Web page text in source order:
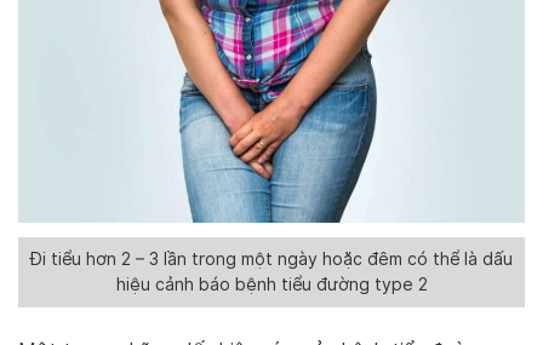
Đi tiểu hơn 2 – 3 lần trong một ngày hoặc đêm có thể là dấu
hiệu cảnh báo bệnh tiểu đường type 2